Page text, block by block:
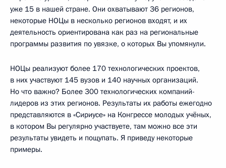
уже 15 в нашей стране. Они охватывают 36 регионов,
некоторые НОЦы в несколько регионов входят, и их
деятельность ориентирована как раз на региональные
программы развития по увязке, о которых Вы упомянули.
НОЦы реализуют более 170 технологических проектов,
в них участвуют 145 вузов и 140 научных организаций.
Но что важно? Более 300 технологических компаний-
лидеров из этих регионов. Результаты их работы ежегодно
представляются в «Сириусе» на Конгрессе молодых учёных,
в котором Вы регулярно участвуете, там можно все эти
результаты увидеть и пощупать. Я приведу некоторые
примеры.